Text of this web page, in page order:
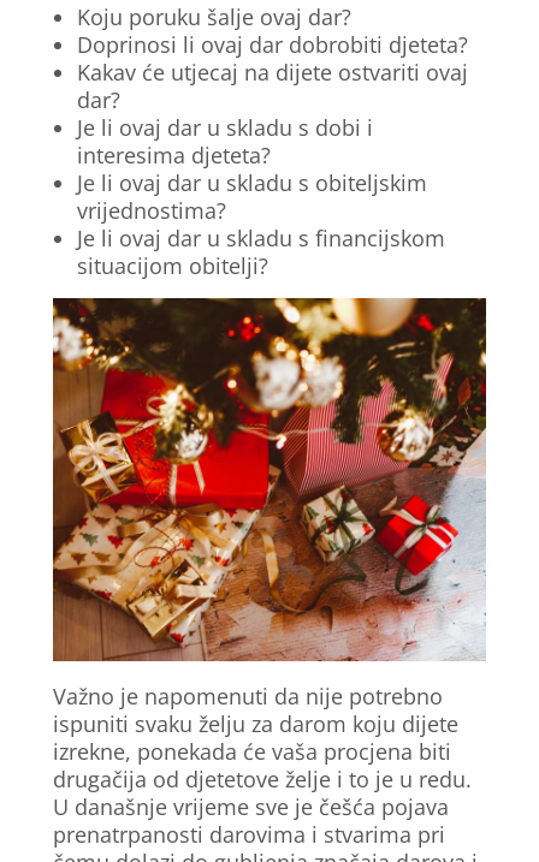
Koju poruku šalje ovaj dar?
Doprinosi li ovaj dar dobrobiti djeteta?
Kakav će utjecaj na dijete ostvariti ovaj
dar?
Je li ovaj dar u skladu s dobi i
interesima djeteta?
Je li ovaj dar u skladu s obiteljskim
vrijednostima?
Je li ovaj dar u skladu s financijskom
situacijom obitelji?
Važno je napomenuti da nije potrebno
ispuniti svaku želju za darom koju dijete
izrekne, ponekada će vaša procjena biti
drugačija od djetetove želje i to je u redu.
U današnje vrijeme sve je češća pojava
prenatrpanosti darovima i stvarima pri